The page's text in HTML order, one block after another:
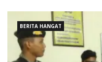
BERITA HANGAT